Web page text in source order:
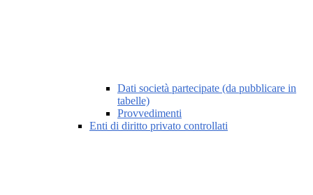
Dati società partecipate (da pubblicare in
tabelle)
Provvedimenti
Enti di diritto privato controllati